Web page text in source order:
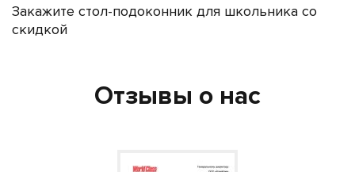
Закажите стол-подоконник для школьника со
скидкой
Отзывы о нас